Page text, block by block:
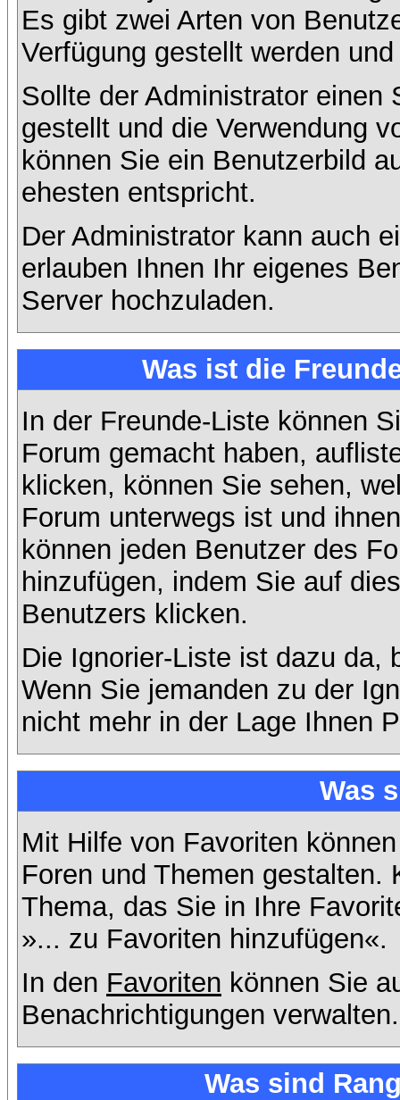
Es gibt zwei Arten von
Verfügung gestellt werden
Sollte der Administrator einen
gestellt und die Verwendung
können Sie ein Benutzerbild
ehesten entspricht.
Der Administrator kann auch
erlauben Ihnen Ihr eigenes
Server hochzuladen.
Was ist die
In der Freunde-Liste können
Forum gemacht haben,
klicken, können Sie sehen,
Forum unterwegs ist und
können jeden Benutzer des
hinzufügen, indem Sie auf
Benutzers klicken.
Die Ignorier-Liste ist dazu da,
Wenn Sie jemanden zu der
nicht mehr in der Lage Ihnen
Was
Mit Hilfe von Favoriten
Foren und Themen gestalten.
Thema, das Sie in Ihre
»... zu Favoriten hinzufügen«.
In den Favoriten können Sie
Benachrichtigungen verwalten.
Was sind